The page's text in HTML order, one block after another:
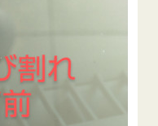
アクアペル』
理由について